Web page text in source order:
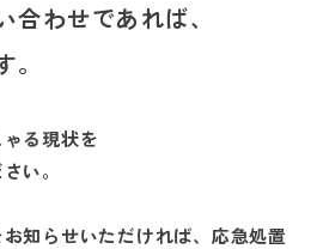
わせであれば、
る現状を
い。
知らせいただければ、応急処置